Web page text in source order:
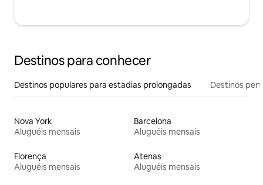
Destinos para conhecer
Destinos populares para estadias prolongadas Destinos
Nova York
Aluguéis mensais
Barcelona
Aluguéis mensais
Florença
Aluguéis mensais
Atenas
Aluguéis mensais